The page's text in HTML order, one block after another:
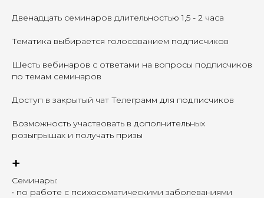
Двенадцать семинаров длительностью 1,5 - 2 часа
Тематика выбирается голосованием подписчиков
Шесть вебинаров с ответами на вопросы подписчиков
по темам семинаров
Доступ в закрытый чат Телеграмм для подписчиков
Возможность участвовать в дополнительных
розыгрышах и получать призы
+
Семинары:
• по работе с психосоматическими заболеваниями